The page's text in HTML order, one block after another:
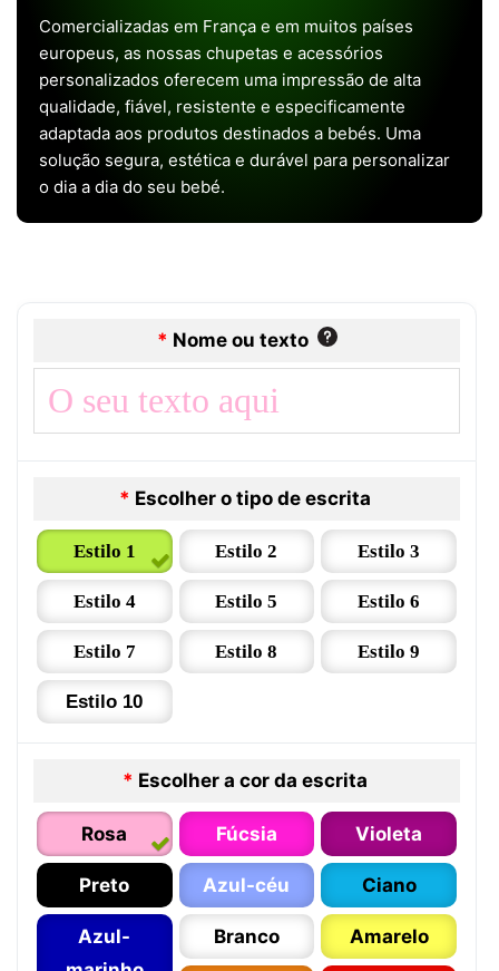
Comercializadas em França e em muitos países
europeus, as nossas chupetas e acessórios
personalizados oferecem uma impressão de alta
qualidade, fiável, resistente e especificamente
adaptada aos produtos destinados a bebés. Uma
solução segura, estética e durável para personalizar
o dia a dia do seu bebé.
* Nome ou texto
* Escolher o tipo de escrita
Estilo 1 Estilo 2 Estilo 3
Estilo 4 Estilo 5 Estilo 6
Estilo 7 Estilo 8 Estilo 9
Estilo 10
* Escolher a cor da escrita
Rosa Fúcsia Violeta
Preto Azul-céu Ciano
Azul-
Branco Amarelo